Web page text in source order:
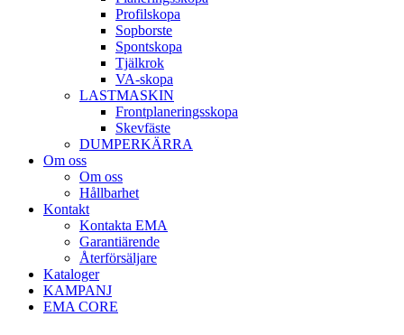
Profil­skopa
Sop­borste
Spont­skopa
Tjäl­krok
VA­-skopa
LAST­MASKIN
Front­planerings­skopa
Skev­fäste
DUMPER­KÄRRA
Om oss
Om oss
Hållbarhet
Kontakt
Kontakta EMA
Garantiärende
Återförsäljare
Kataloger
KAMPANJ
EMA CORE